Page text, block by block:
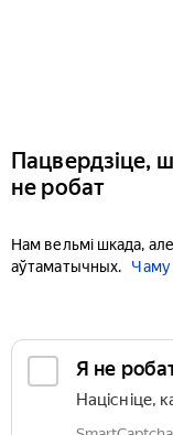
Пацвердзіце,
не робат
Нам вельмі шкада,
аўтаматычных.
Чаму
Я не
Націсніце,